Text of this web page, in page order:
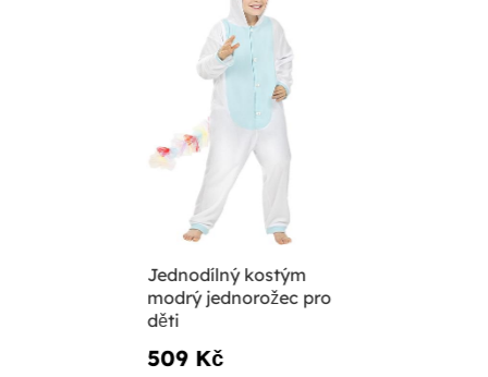
Jednodílný kostým
modrý jednorožec pro
děti
509 Kč